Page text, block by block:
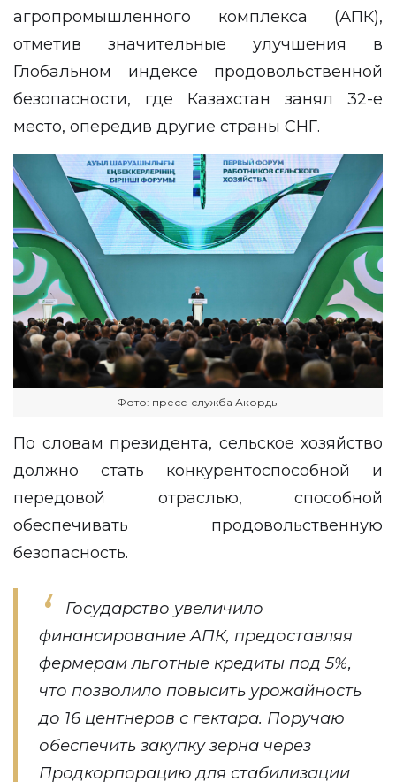
агропромышленного комплекса (АПК),
отметив значительные улучшения в
Глобальном индексе продовольственной
безопасности, где Казахстан занял 32-е
место, опередив другие страны СНГ.
Фото: пресс-служба Акорды
По словам президента, сельское хозяйство
должно стать конкурентоспособной и
передовой отраслью, способной
обеспечивать продовольственную
безопасность.
Государство увеличило
финансирование АПК, предоставляя
фермерам льготные кредиты под 5%,
что позволило повысить урожайность
до 16 центнеров с гектара. Поручаю
обеспечить закупку зерна через
Продкорпорацию для стабилизации